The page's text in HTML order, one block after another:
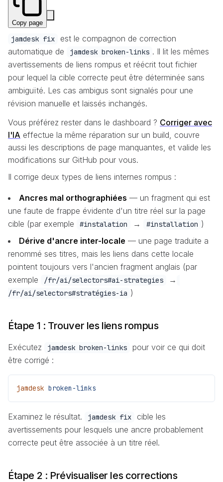
Copy page
jamdesk fix
est le compagnon de correction
automatique de
jamdesk broken-links . Il lit les mêmes
avertissements de liens rompus et réécrit tout fichier
pour lequel la cible correcte peut être déterminée sans
ambiguïté. Les cas ambigus sont signalés pour une
révision manuelle et laissés inchangés.
Vous préférez rester dans le dashboard ? Corriger avec
l'IA effectue la même réparation sur un build, couvre
aussi les descriptions de page manquantes, et valide les
modifications sur GitHub pour vous.
Il corrige deux types de liens internes rompus :
Ancres mal orthographiées — un fragment qui est
une faute de frappe évidente d'un titre réel sur la page
cible (par exemple
#instalation → #installation )
Dérive d'ancre inter-locale — une page traduite a
renommé ses titres, mais les liens dans cette locale
pointent toujours vers l'ancien fragment anglais (par
exemple
/fr/ai/selectors#ai-strategies →
/fr/ai/selectors#stratégies-ia )
Étape 1 : Trouver les liens rompus
Exécutez jamdesk broken-links
pour voir ce qui doit
être corrigé :
jamdesk broken-links
Examinez le résultat. jamdesk fix
cible les
avertissements pour lesquels une ancre probablement
correcte peut être associée à un titre réel.
Étape 2 : Prévisualiser les corrections